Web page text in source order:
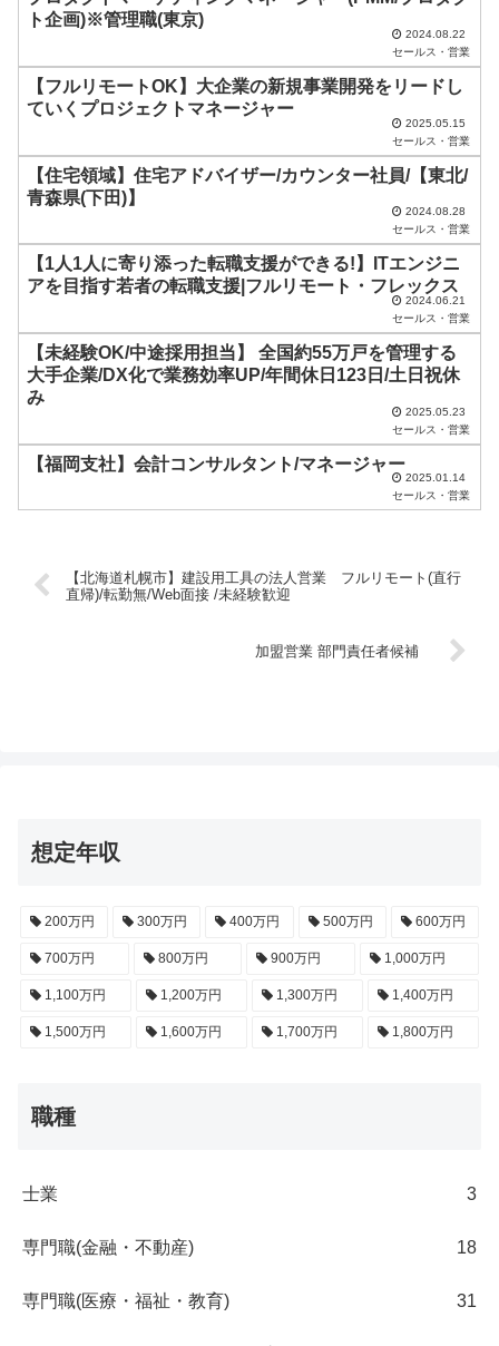
は
ま
ま
て
く
さ
い
。
ト企画)※管理職(東京)
2024.08.22
セールス・営業
【フルリモートOK】大企業の新規事業開発をリードし
ていくプロジェクトマネージャー
2025.05.15
セールス・営業
【住宅領域】住宅アドバイザー/カウンター社員/【東北/
青森県(下田)】
2024.08.28
セールス・営業
【1人1人に寄り添った転職支援ができる!】ITエンジニ
アを目指す若者の転職支援|フルリモート・フレックス
2024.06.21
セールス・営業
【未経験OK/中途採用担当】 全国約55万戸を管理する
大手企業/DX化で業務効率UP/年間休日123日/土日祝休
み
2025.05.23
セールス・営業
【福岡支社】会計コンサルタント/マネージャー
2025.01.14
セールス・営業
【北海道札幌市】建設用工具の法人営業 フルリモート(直行
直帰)/転勤無/Web面接 /未経験歓迎
加盟営業 部門責任者候補
想定年収
200万円 300万円 400万円 500万円 600万円
700万円 800万円 900万円 1,000万円
1,100万円 1,200万円 1,300万円 1,400万円
1,500万円 1,600万円 1,700万円 1,800万円
職種
士業 3
専門職(金融・不動産) 18
専門職(医療・福祉・教育) 31